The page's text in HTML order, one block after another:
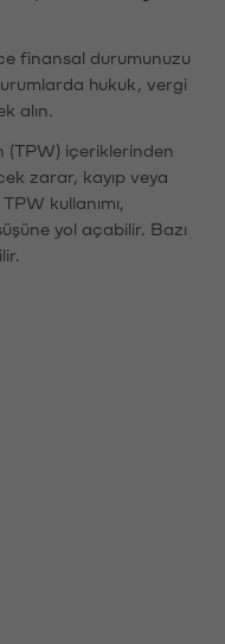
finansal durumunuzu
hukuk, vergi
alın.
içeriklerinden
zarar, kayıp veya
kullanımı,
yol açabilir. Bazı